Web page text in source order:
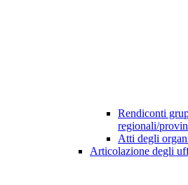
Rendiconti
regionali/
Atti degli
Articolazione degli